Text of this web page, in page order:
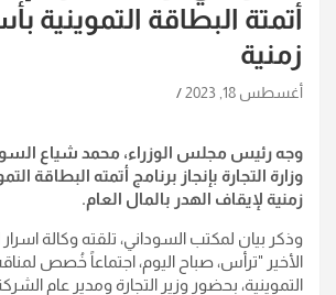
أتمتة البطاقة التموينية
زمنية
أغسطس 18, 2023
وجه رئيس مجلس الوزراء، محمد شياع
وزارة التجارة بإنجاز برنامج أتمته البطاقة
زمنية لإيقاف الهدر بالمال العام.
وذكر بيان لمكتب السوداني، تلقته وكالة اسرار
الأخير "ترأس، صباح اليوم، اجتماعاً خُصص
التموينية، بحضور وزير التجارة ومدير عام